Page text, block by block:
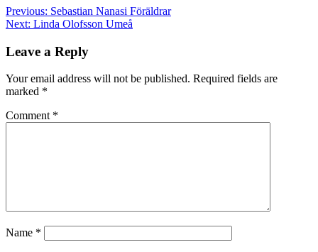
Previous: Sebastian Nanasi Föräldrar
Next: Linda Olofsson Umeå
Leave a Reply
Your email address will not be published. Required fields are
marked *
Comment *
Name *